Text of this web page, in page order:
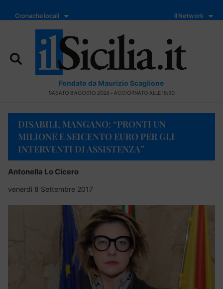
Cronache locali Il Network
Fondato da Maurizio Scaglione
SABATO 8 AGOSTO 2026 - AGGIORNATO ALLE 18:30
DISABILI, MANGANO: “PRONTI UN
MILIONE E SEICENTO EURO PER GLI
INTERVENTI DI ASSISTENZA”
Antonella Lo Cicero
venerdì 8 Settembre 2017